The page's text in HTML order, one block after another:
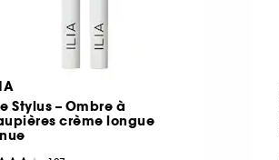
Stylus – Ombre à
crème longue